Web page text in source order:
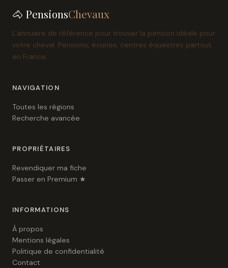
🐴 PensionsChevaux
L'annuaire de référence pour trouver la pension idéale pour
votre cheval. Pensions, écuries, centres équestres partout
en France.
NAVIGATION
Toutes les régions
Recherche avancée
PROPRIÉTAIRES
Revendiquer ma fiche
Passer en Premium ★
INFORMATIONS
À propos
Mentions légales
Politique de confidentialité
Contact